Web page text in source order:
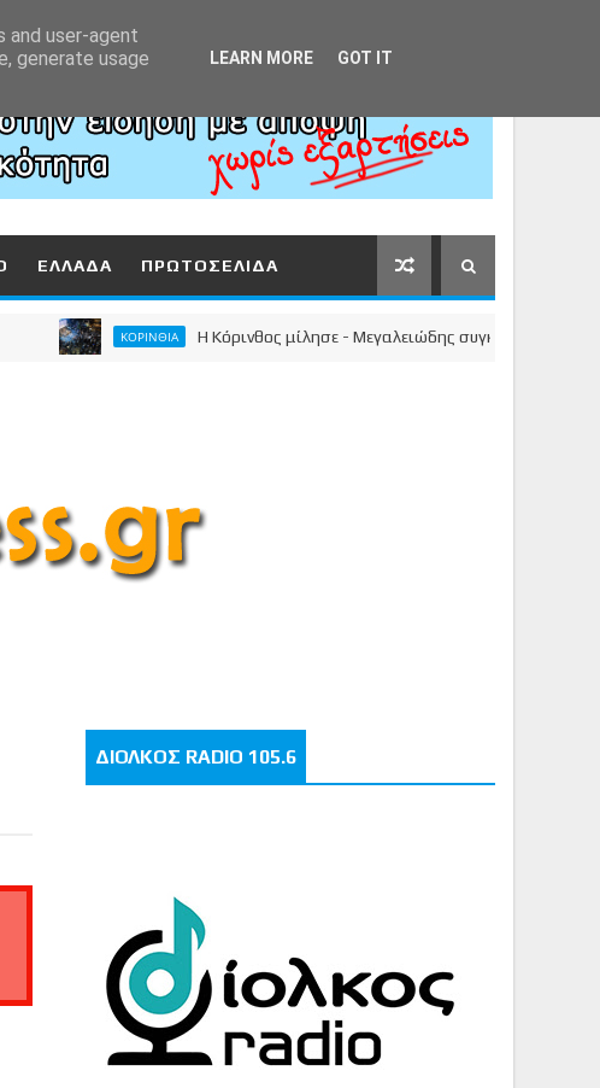
ΕΛΛΑΔΑ ΠΡΩΤΟΣΕΛΙΔΑ
ΚΟΡΙΝΘΙΑ Η Κόρινθος μίλησε - Μεγαλειώδης συγκέντρωση του Νίκου
ΔΙΟΛΚΟΣ RADIO 105.6
and user-agent
generate usage
LEARN MORE GOT IT